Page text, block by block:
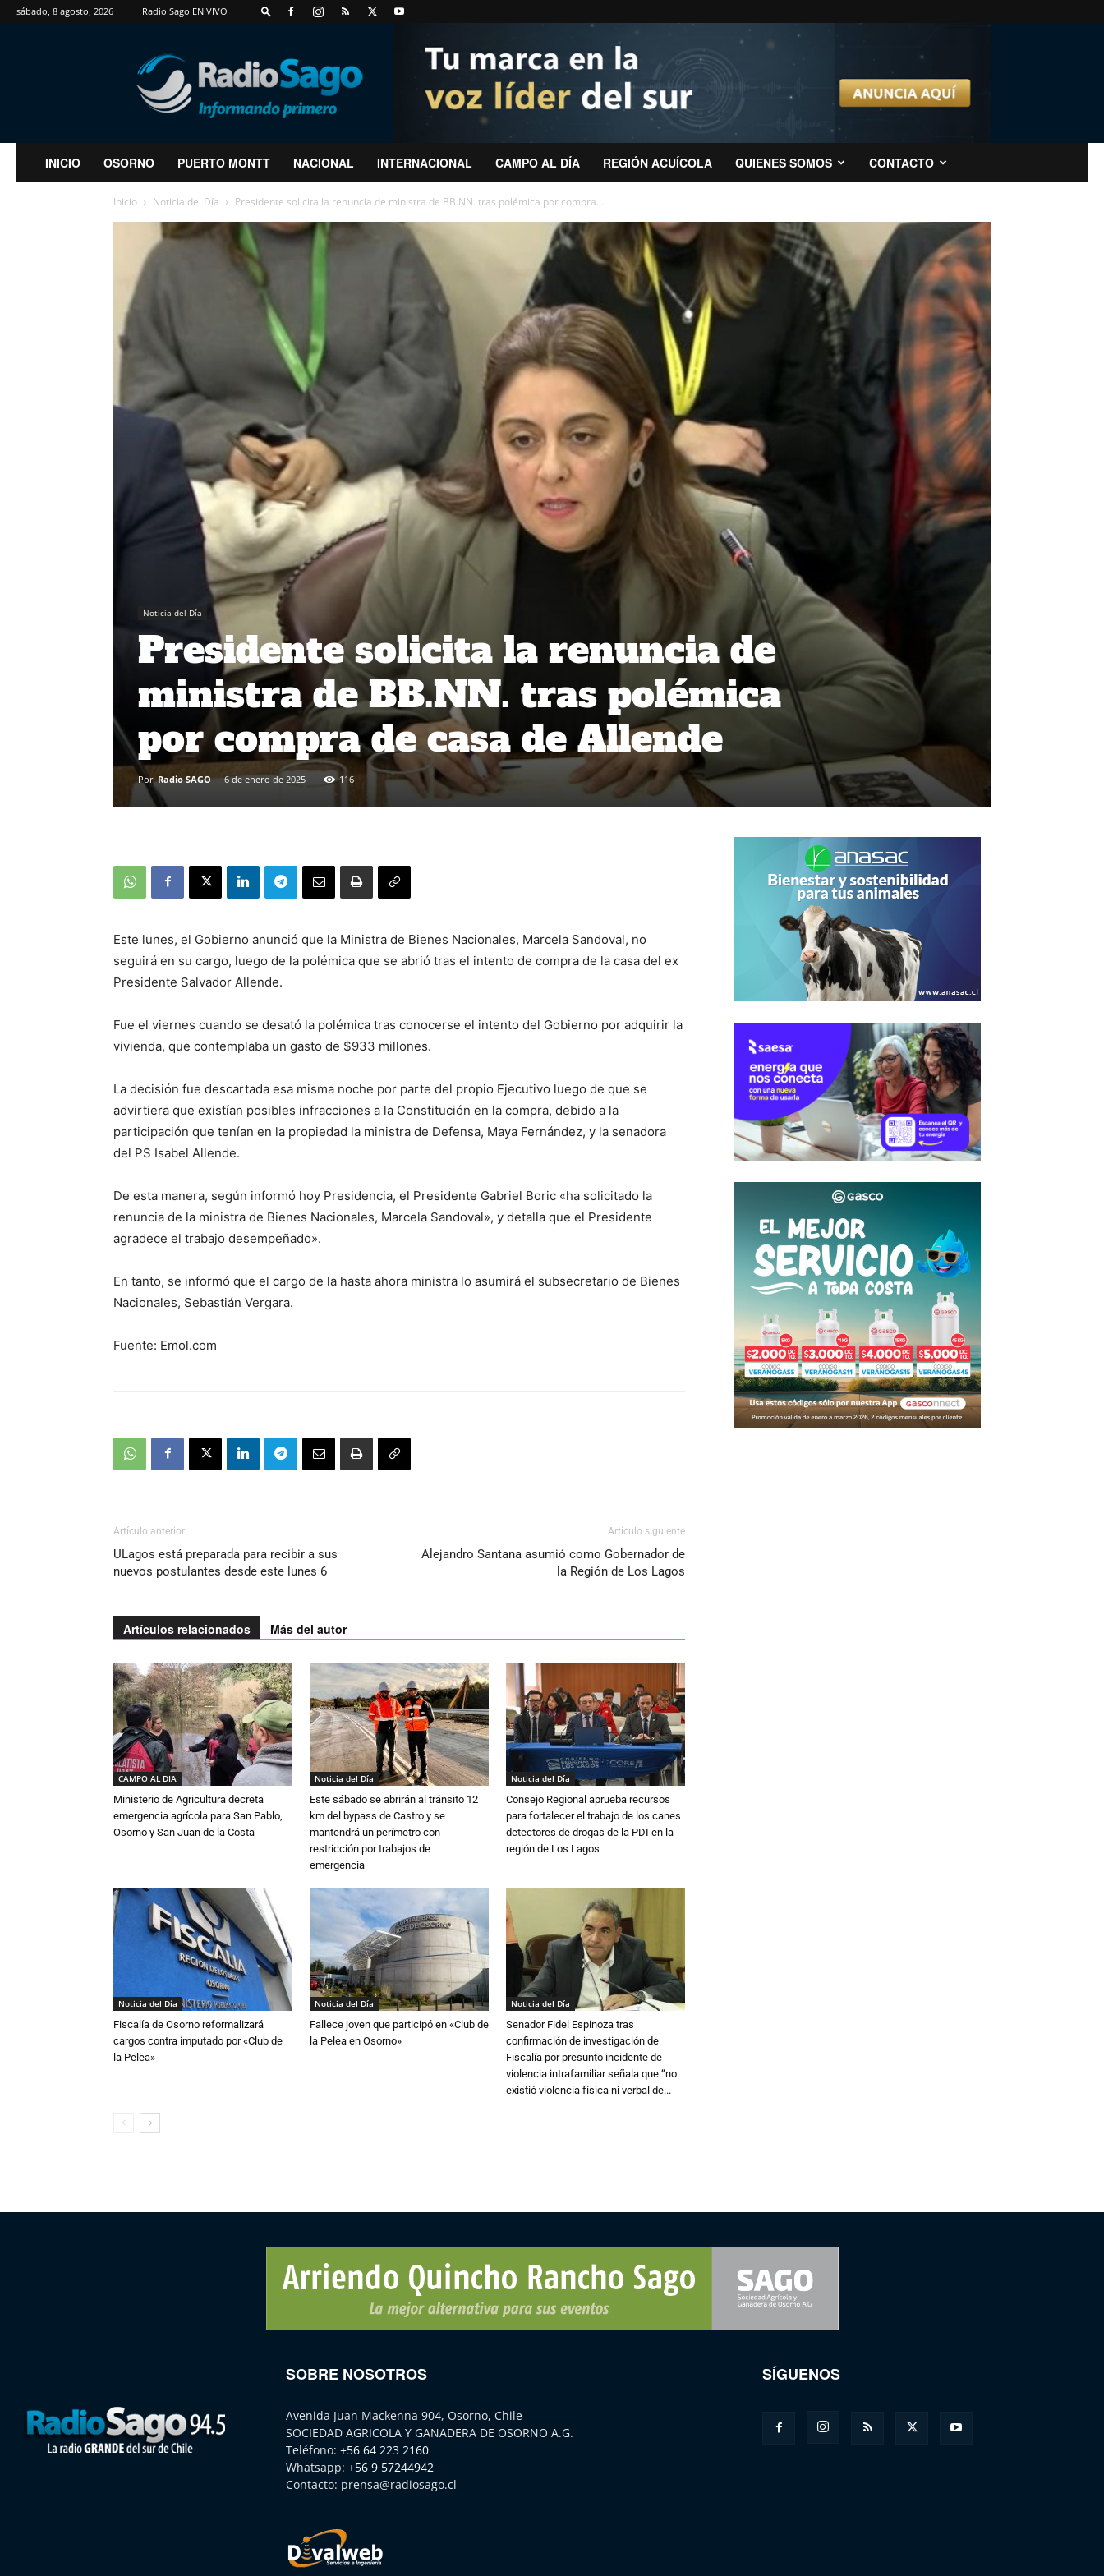
sábado, 8 agosto, 2026 Radio Sago EN VIVO
RadioSago
INICIO OSORNO PUERTO MONTT NACIONAL INTERNACIONAL CAMPO AL DÍA REGIÓN ACUÍCOLA QUIENES SOMOS CONTACTO
Inicio Noticia del Día Presidente solicita la renuncia de ministra de BB.NN. tras polémica por compra...
Noticia del Día
Presidente solicita la renuncia de
ministra de BB.NN. tras polémica
por compra de casa de Allende
Por Radio SAGO - 6 de enero de 2025 116
Este lunes, el Gobierno anunció que la Ministra de Bienes Nacionales, Marcela Sandoval, no
seguirá en su cargo, luego de la polémica que se abrió tras el intento de compra de la casa del ex
Presidente Salvador Allende.
Fue el viernes cuando se desató la polémica tras conocerse el intento del Gobierno por adquirir la
vivienda, que contemplaba un gasto de $933 millones.
La decisión fue descartada esa misma noche por parte del propio Ejecutivo luego de que se
advirtiera que existían posibles infracciones a la Constitución en la compra, debido a la
participación que tenían en la propiedad la ministra de Defensa, Maya Fernández, y la senadora
del PS Isabel Allende.
De esta manera, según informó hoy Presidencia, el Presidente Gabriel Boric «ha solicitado la
renuncia de la ministra de Bienes Nacionales, Marcela Sandoval», y detalla que el Presidente
agradece el trabajo desempeñado».
En tanto, se informó que el cargo de la hasta ahora ministra lo asumirá el subsecretario de Bienes
Nacionales, Sebastián Vergara.
Fuente: Emol.com
Artículo anterior
ULagos está preparada para recibir a sus
nuevos postulantes desde este lunes 6
Artículo siguiente
Alejandro Santana asumió como Gobernador de
la Región de Los Lagos
Artículos relacionados Más del autor
CAMPO AL DIA
Ministerio de Agricultura decreta
emergencia agrícola para San Pablo,
Osorno y San Juan de la Costa
Noticia del Día
Este sábado se abrirán al tránsito 12
km del bypass de Castro y se
mantendrá un perímetro con
restricción por trabajos de
emergencia
Noticia del Día
Consejo Regional aprueba recursos
para fortalecer el trabajo de los canes
detectores de drogas de la PDI en la
región de Los Lagos
Noticia del Día
Fiscalía de Osorno reformalizará
cargos contra imputado por «Club de
la Pelea»
Noticia del Día
Fallece joven que participó en «Club de
la Pelea en Osorno»
Noticia del Día
Senador Fidel Espinoza tras
confirmación de investigación de
Fiscalía por presunto incidente de
violencia intrafamiliar señala que “no
existió violencia física ni verbal de...
SOBRE NOSOTROS
Avenida Juan Mackenna 904, Osorno, Chile
SOCIEDAD AGRICOLA Y GANADERA DE OSORNO A.G.
Teléfono: +56 64 223 2160
Whatsapp: +56 9 57244942
Contacto: prensa@radiosago.cl
SÍGUENOS